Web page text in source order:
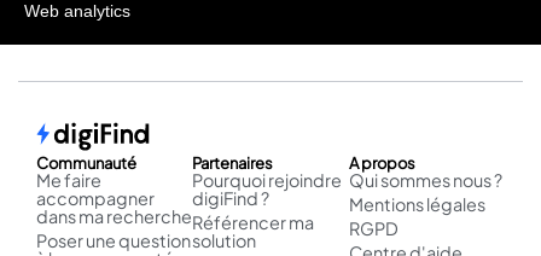
Web analytics
Communauté
Me faire
accompagner
dans ma recherche
Poser une question
Partenaires
Pourquoi rejoindre
digiFind ?
Référencer ma
solution
A propos
Qui sommes nous ?
Mentions légales
RGPD